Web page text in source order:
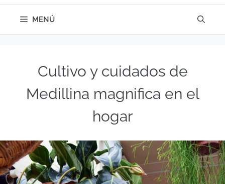
MENÚ
Cultivo y cuidados de
Medillina magnifica en el
hogar